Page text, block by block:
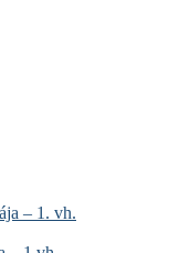
– 1. vh.